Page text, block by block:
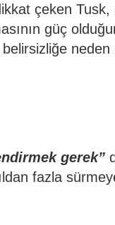
çeken Tusk,
güç
neden
gerek”
fazla